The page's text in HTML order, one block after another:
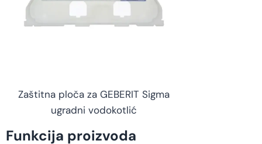
Zaštitna ploča za GEBERIT Sigma
ugradni vodokotlić
Funkcija proizvoda